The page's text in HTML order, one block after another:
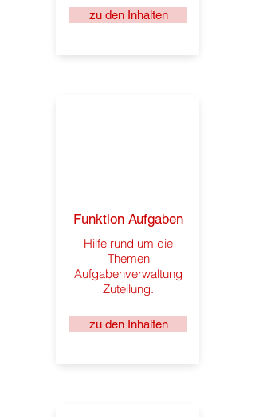
zu den Inhalten
Funktion Aufgaben
Hilfe rund um die
Themen
Aufgabenverwaltung
Zuteilung.
zu den Inhalten